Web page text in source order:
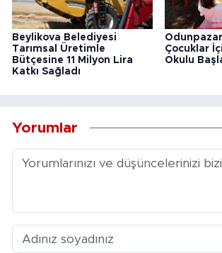
Beylikova Belediyesi
Tarımsal Üretimle
Bütçesine 11 Milyon Lira
Katkı Sağladı
Çocuklar
Okulu
Yorumlar